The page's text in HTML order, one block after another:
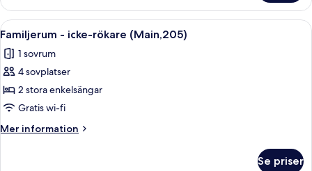
-
icke-
rökare
(Main,204)
Öppna
alla
foton
för
Familjerum
-
icke-
rökare
Ett sovrum med en säng, ett
28
Familjerum - icke-rökare (Main,205)
1 sovrum
4 sovplatser
2 stora enkelsängar
Gratis wi-fi
Mer information
Mer
Se priser